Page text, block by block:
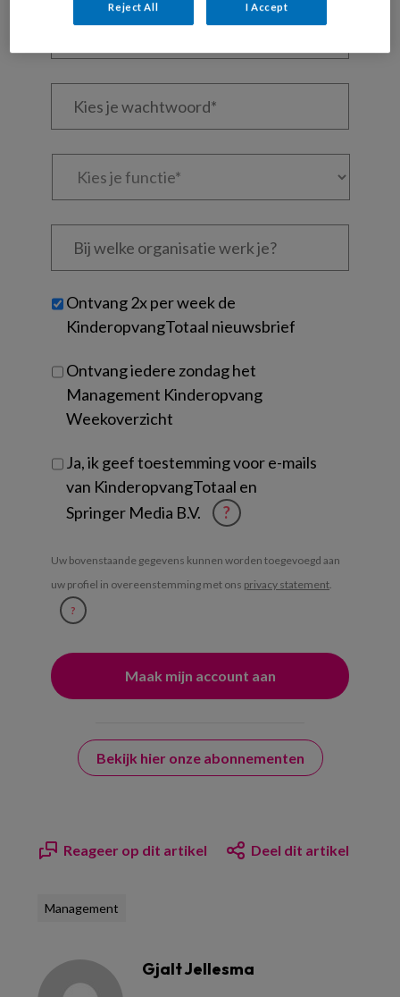
je
Kies
Kies
Bij
welke
je?
Untitled
Ontvang 2x per week de
KinderopvangTotaal nieuwsbrief
Ontvang iedere zondag het
Management Kinderopvang
Weekoverzicht
Ja, ik geef toestemming voor e-mails
van KinderopvangTotaal en
Springer Media B.V.
?
Uw bovenstaande gegevens kunnen worden toegevoegd aan
uw profiel in overeenstemming met ons privacy statement.
?
Bekijk hier onze abonnementen
Reageer op dit artikel Deel dit artikel
Management
Gjalt Jellesma
Reject All I Accept